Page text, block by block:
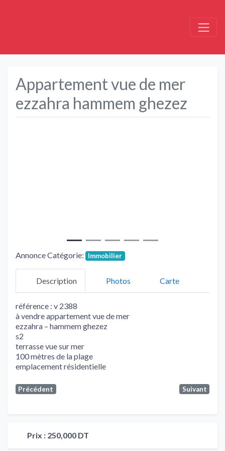
Appartement vue de mer
ezzahra hammem ghezez
Annonce Catégorie: Immobilier
Description Photos Carte
référence : v 2388
à vendre appartement vue de mer
ezzahra – hammem ghezez
s2
terrasse vue sur mer
100 mètres de la plage
emplacement résidentielle
Précédent Suivant
Prix : 250,000 DT